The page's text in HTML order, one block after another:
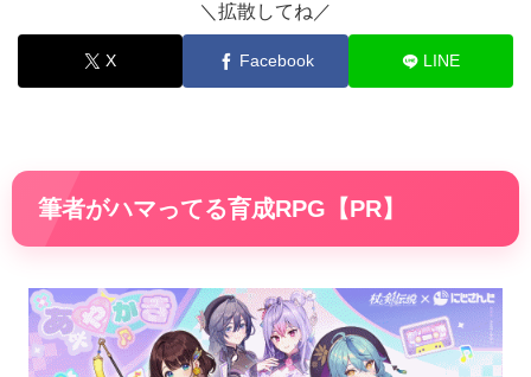
＼拡散してね／
X Facebook LINE
筆者がハマってる育成RPG【PR】